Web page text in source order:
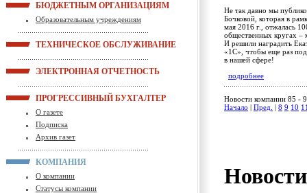
БЮДЖЕТНЫМ ОРГАНИЗАЦИЯМ
Образовательным учреждениям
ТЕХНИЧЕСКОЕ ОБСЛУЖИВАНИЕ
ЭЛЕКТРОННАЯ ОТЧЕТНОСТЬ
ПРОГРЕССИВНЫЙ БУХГАЛТЕР
О газете
Подписка
Архив газет
КОМПАНИЯ
О компании
Статусы компании
Не так давно мы
Бочковой, которая в
мая 2016 г., отжалась
общественных кругах –
И решили наградить
«1С», чтобы еще раз
в нашей сфере!
подробнее
Новости компании 85 -
Начало
Пред. 8 9 10